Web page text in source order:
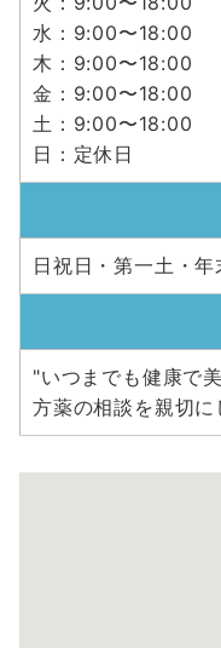
水：9:00〜18:00
木：9:00〜18:00
金：9:00〜18:00
土：9:00〜18:00
日：定休日
日祝日・第一土・
"いつまでも健康で
方薬の相談を親切に